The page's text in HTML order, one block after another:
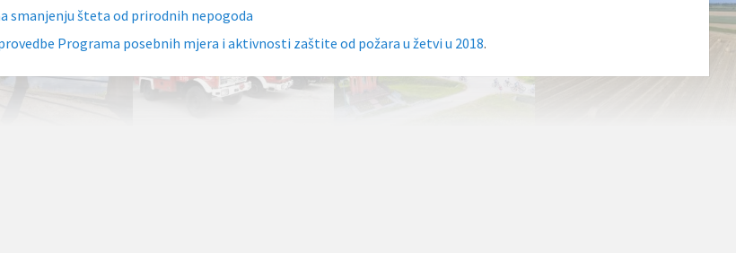
smanjenju šteta od prirodnih nepogoda
Programa posebnih mjera i aktivnosti zaštite od požara u žetvi u 2018.